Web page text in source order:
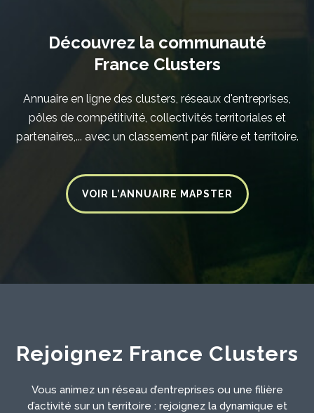
Découvrez la communauté
France Clusters
Annuaire en ligne des clusters, réseaux d'entreprises,
pôles de compétitivité, collectivités territoriales et
partenaires,... avec un classement par filière et territoire.
VOIR L’ANNUAIRE MAPSTER
Rejoignez France Clusters
Vous animez un réseau d’entreprises ou une filière
d’activité sur un territoire : rejoignez la dynamique et